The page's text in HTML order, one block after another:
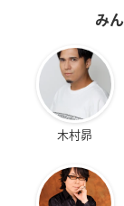
み
木村昴